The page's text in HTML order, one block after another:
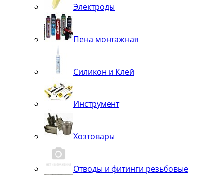
Электроды
Пена монтажная
Силикон и Клей
Инструмент
Хозтовары
Отводы и фитинги резьбовые